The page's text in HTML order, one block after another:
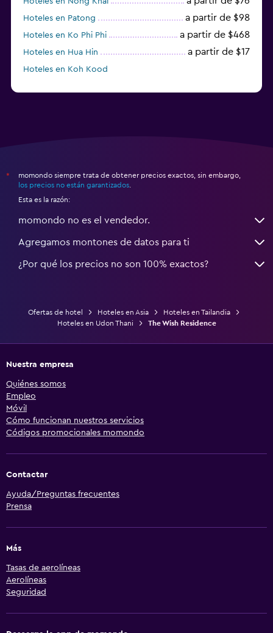
Hoteles en Patong a partir de $98
Hoteles en Ko Phi Phi a partir de $468
Hoteles en Hua Hin a partir de $17
Hoteles en Koh Kood
*
momondo siempre trata de obtener precios exactos, sin embargo,
los precios no están garantizados
Esta es la razón:
momondo no es el vendedor.
Agregamos montones de datos para ti
¿Por qué los precios no son 100% exactos?
Ofertas de hotel Hoteles en Asia
Hoteles en Tailandia
Hoteles en Udon Thani
The Wish Residence
Nuestra empresa
Quiénes somos
Empleo
Móvil
Cómo funcionan nuestros servicios
Códigos promocionales momondo
Contactar
Ayuda/Preguntas frecuentes
Prensa
Más
Tasas de aerolíneas
Aerolíneas
Seguridad